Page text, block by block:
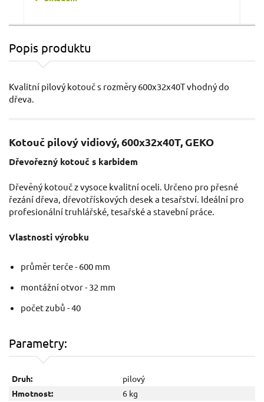
Kotouč pilový vidiový s otvory, 185x20x60T GEKO
149 Kč / Ks
123.14 Kč bez DPH
Skladem
Popis produktu
Kvalitní pilový kotouč s rozměry 600x32x40T vhodný do
dřeva.
Kotouč pilový vidiový, 600x32x40T, GEKO
Dřevořezný kotouč s karbidem
Dřevěný kotouč z vysoce kvalitní oceli. Určeno pro přesné
řezání dřeva, dřevotřískových desek a tesařství. Ideální pro
profesionální truhlářské, tesařské a stavební práce.
Vlastnosti výrobku
průměr terče - 600 mm
montážní otvor - 32 mm
počet zubů - 40
Parametry:
Druh:
pilový
Hmotnost:
6 kg